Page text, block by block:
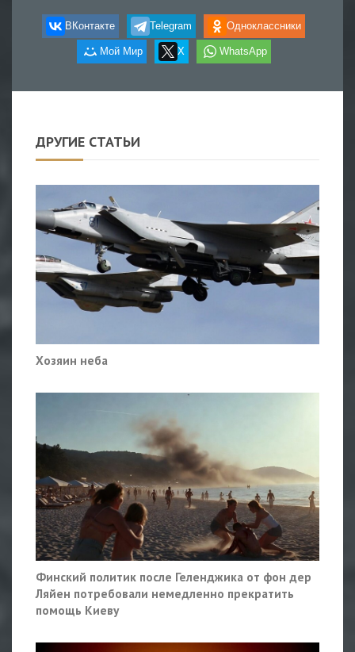
ВКонтакте Telegram Одноклассники
Мой Мир X WhatsApp
ДРУГИЕ СТАТЬИ
Хозяин неба
Финский политик после Геленджика от фон дер
Ляйен потребовали немедленно прекратить
помощь Киеву